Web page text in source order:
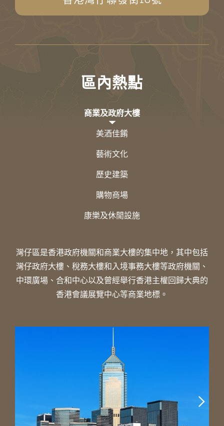
區內熱點
商業及政府大樓
美酒佳餚
藝術文化
歷史建築
購物商場
康樂及休閒設施
灣仔區是香港政府機關和商業大樓的集中地，其中包括
灣仔政府大樓、稅務大樓和入境事務大樓等政府機關、
中環廣場、合和中心以及曾經舉行香港主權回歸大典的
香港會議展覽中心等商業地標。